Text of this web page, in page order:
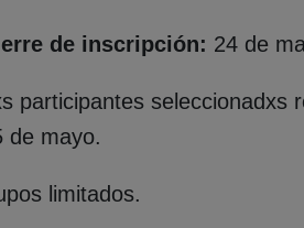
de inscripción: 24 de
participantes seleccionadxs
de mayo.
limitados.